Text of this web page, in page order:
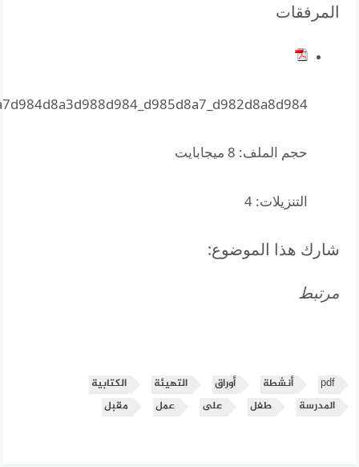
المرفقات
حجم الملف:
التنزيلات: 4
شارك هذا الموضوع:
مرتبط
pdf أنشطة أوراق التهيئة
الكتابية
المدرسة
طفل على عمل مقبل